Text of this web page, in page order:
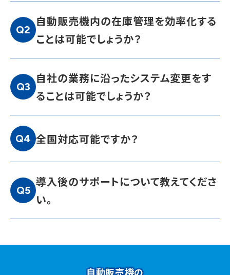
Q2
自動販売機内の在庫管理を効率化する
ことは可能でしょうか？
Q3
自社の業務に沿ったシステム変更をす
ることは可能でしょうか？
Q4 全国対応可能ですか？
Q5
導入後のサポートについて教えてくださ
い。
自動販売機の